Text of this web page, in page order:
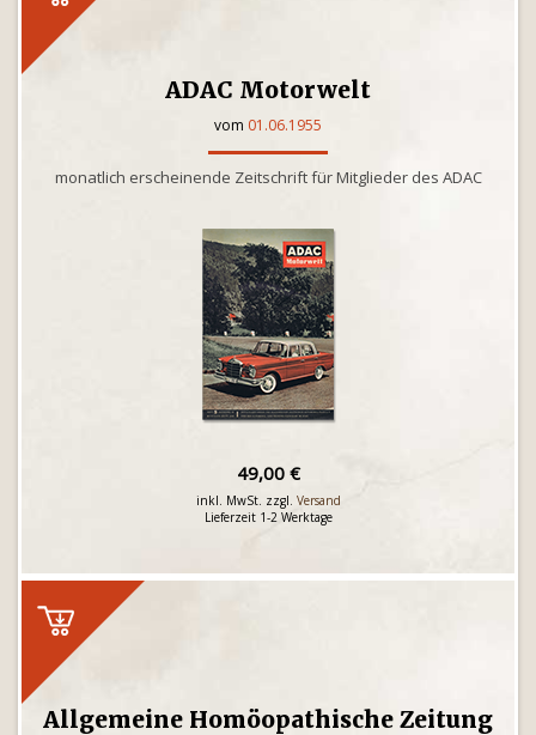
ADAC Motorwelt
vom 01.06.1955
monatlich erscheinende Zeitschrift für Mitglieder des ADAC
49,00 €
inkl. MwSt. zzgl. Versand
Lieferzeit 1-2 Werktage
Allgemeine Homöopathische Zeitung